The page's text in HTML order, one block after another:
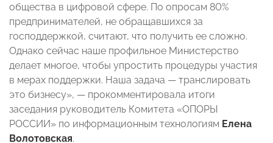
общества в цифровой сфере. По опросам 80%
предпринимателей, не обращавшихся за
господдержкой, считают, что получить ее сложно.
Однако сейчас наше профильное Министерство
делает многое, чтобы упростить процедуры участия
в мерах поддержки. Наша задача — транслировать
это бизнесу», — прокомментировала итоги
заседания руководитель Комитета «ОПОРЫ
РОССИИ» по информационным технологиям Елена
Волотовская.